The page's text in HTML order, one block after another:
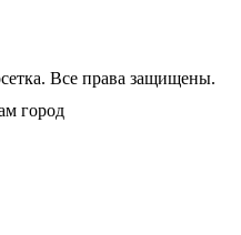
Все права защищены.
город